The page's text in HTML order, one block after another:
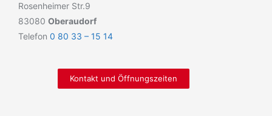
Rosenheimer Str.9
83080 Oberaudorf
Telefon 0 80 33 – 15 14
Kontakt und Öffnungszeiten